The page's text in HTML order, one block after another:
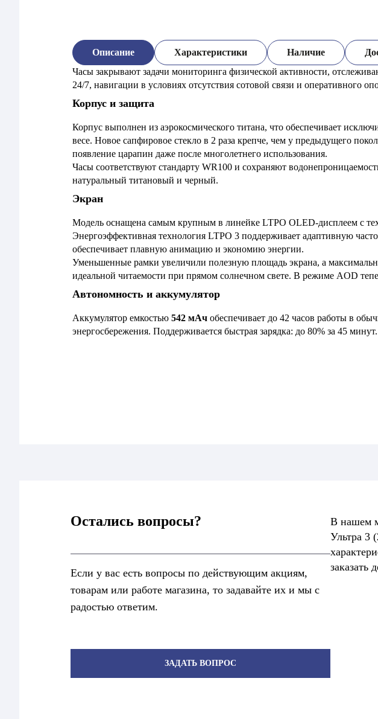
Описание Характеристики Наличие
Часы закрывают задачи мониторинга физической активности,
24/7, навигации в условиях отсутствия сотовой связи и оперативного
Корпус и защита
Корпус выполнен из аэрокосмического титана, что обеспечивает
весе. Новое сапфировое стекло в 2 раза крепче, чем у предыдущего
появление царапин даже после многолетнего использования.
Часы соответствуют стандарту WR100 и сохраняют
натуральный титановый и черный.
Экран
Модель оснащена самым крупным в линейке LTPO OLED-дисплеем с
Энергоэффективная технология LTPO 3 поддерживает адаптивную
обеспечивает плавную анимацию и экономию энергии.
Уменьшенные рамки увеличили полезную площадь экрана, а
идеальной читаемости при прямом солнечном свете. В режиме AOD
Автономность и аккумулятор
Аккумулятор емкостью 542 мАч обеспечивает до 42 часов работы в
энергосбережения. Поддерживается быстрая зарядка: до 80% за 45 минут.
Остались вопросы?
Если у вас есть вопросы по действующим акциям,
товарам или работе магазина, то задавайте их и мы с
радостью ответим.
ЗАДАТЬ ВОПРОС
В нашем
Ультра 3
заказать